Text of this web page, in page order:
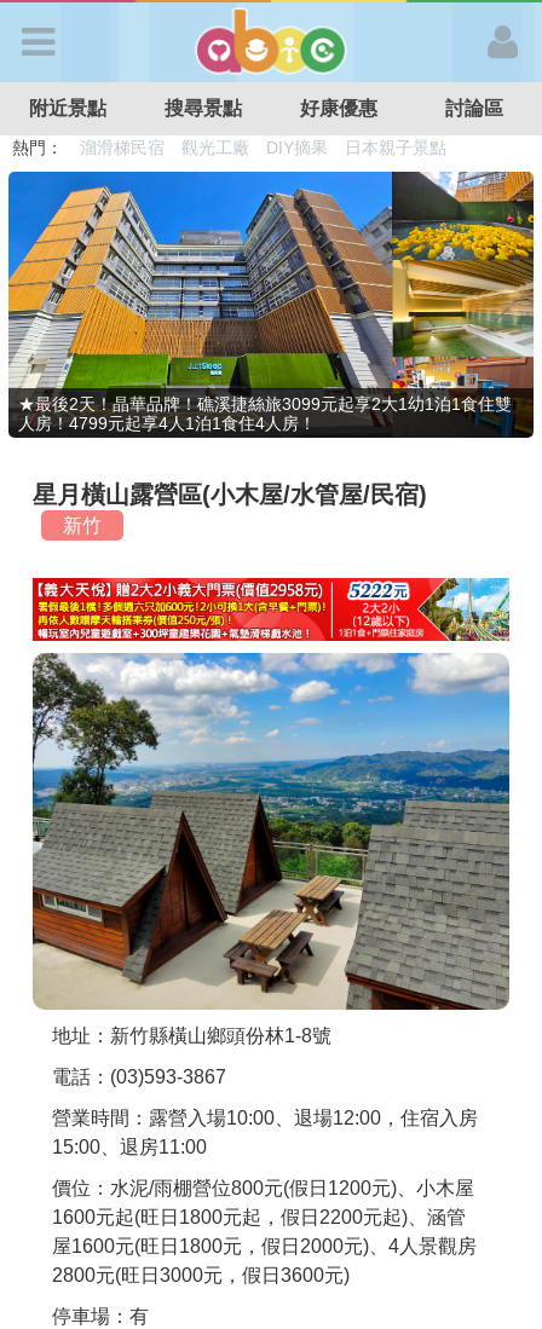
APP登入
首 頁
搜尋景點
好康優惠
最新消息
最新留言
商家合作
推薦景點
討論區
聯絡我們
APP下載
附近景點 搜尋景點 好康優惠 討論區
熱門： 溜滑梯民宿 觀光工廠 DIY摘果
日本親子景點
特色遊戲場
親子住房優惠 台北親子餐廳 溫泉泡湯SPA
★最後2天！晶華品牌！礁溪捷絲旅3099元起享2大1幼1泊1食住雙
人房！4799元起享4人1泊1食住4人房！
星月橫山露營區(小木屋/水管屋/民宿)
新竹
地址：新竹縣橫山鄉頭份林1-8號
電話：(03)593-3867
營業時間：露營入場10:00、退場12:00，住宿入房
15:00、退房11:00
價位：水泥/雨棚營位800元(假日1200元)、小木屋
1600元起(旺日1800元起，假日2200元起)、涵管
屋1600元(旺日1800元，假日2000元)、4人景觀房
2800元(旺日3000元，假日3600元)
停車場：有